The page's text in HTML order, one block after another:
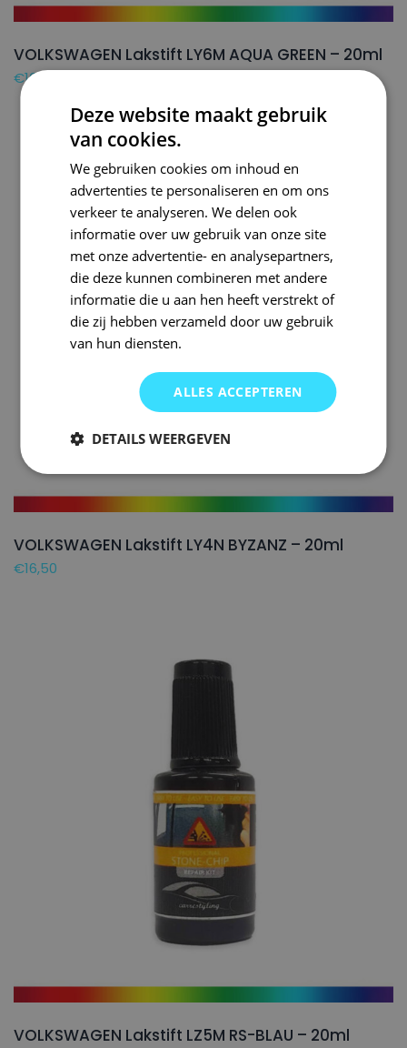
VOLKSWAGEN Lakstift LY6M AQUA GREEN – 20ml
€16,50
VOLKSWAGEN Lakstift LY4N BYZANZ – 20ml
€16,50
VOLKSWAGEN Lakstift LZ5M RS-BLAU – 20ml
Deze website maakt gebruik
van cookies.
We gebruiken cookies om inhoud en
advertenties te personaliseren en om ons
verkeer te analyseren. We delen ook
informatie over uw gebruik van onze site
met onze advertentie- en analysepartners,
die deze kunnen combineren met andere
informatie die u aan hen heeft verstrekt of
die zij hebben verzameld door uw gebruik
van hun diensten.
ALLES ACCEPTEREN
DETAILS WEERGEVEN